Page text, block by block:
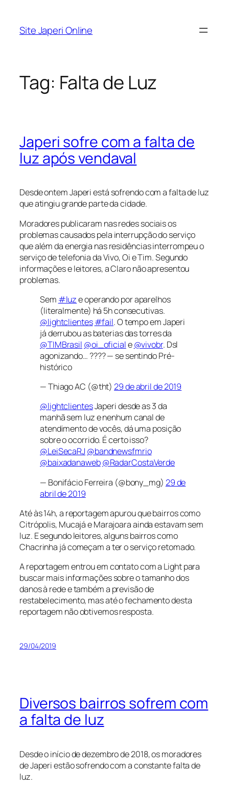
Site Japeri Online
Tag: Falta de Luz
Japeri sofre com a falta de
luz após vendaval
Desde ontem Japeri está sofrendo com a falta de luz
que atingiu grande parte da cidade.
Moradores publicaram nas redes sociais os
problemas causados pela interrupção do serviço
que além da energia nas residências interrompeu o
serviço de telefonia da Vivo, Oi e Tim. Segundo
informações e leitores, a Claro não apresentou
problemas.
Sem #luze operando por aparelhos
(literalmente) há 5h consecutivas.
@lightclientes#fail. O tempo em Japeri
já derrubou as baterias das torres da
@TIMBrasil @oi_oficiale@vivobr. Dsl
agonizando… ???? — se sentindo Pré-
histórico
— Thiago AC (@tht)29 de abril de 2019
@lightclientesJaperi desde as 3 da
manhã sem luz e nenhum canal de
atendimento de vocês, dá uma posição
sobre o ocorrido. É certo isso?
@LeiSecaRJ @bandnewsfmrio
@baixadanaweb@RadarCostaVerde
— Bonifácio Ferreira (@bony_mg) 29 de
abril de 2019
Até às 14h, a reportagem apurou que bairros como
Citrópolis, Mucajá e Marajoara ainda estavam sem
luz. E segundo leitores, alguns bairros como
Chacrinha já começam a ter o serviço retomado.
A reportagem entrou em contato com a Light para
buscar mais informações sobre o tamanho dos
danos à rede e também a previsão de
restabelecimento, mas até o fechamento desta
reportagem não obtivemos resposta.
29/04/2019
Diversos bairros sofrem com
a falta de luz
Desde o início de dezembro de 2018, os moradores
de Japeri estão sofrendo com a constante falta de
luz.